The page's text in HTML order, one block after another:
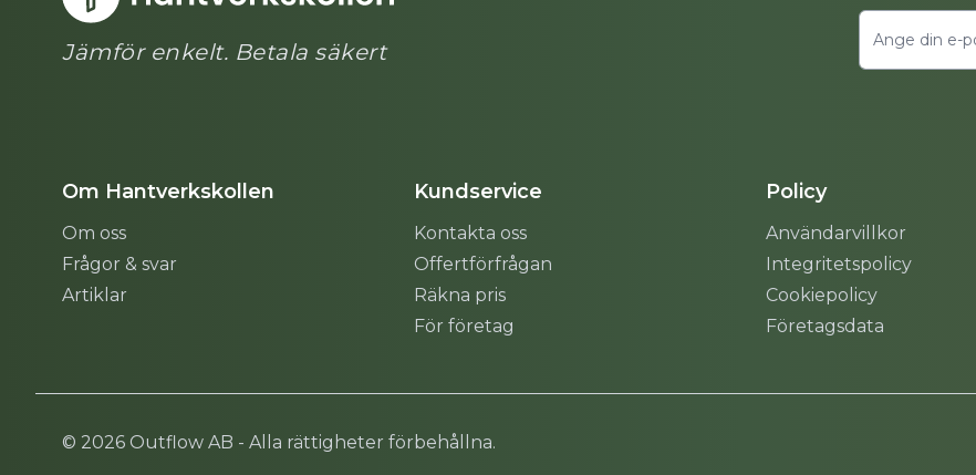
Jämför enkelt. Betala säkert
Om Hantverkskollen
Om oss
Frågor & svar
Artiklar
Kundservice
Kontakta oss
Offertförfrågan
Räkna pris
För företag
Policy
Användarvillkor
Integritetspolicy
Cookiepolicy
Företagsdata
© 2026 Outflow AB - Alla rättigheter förbehållna.